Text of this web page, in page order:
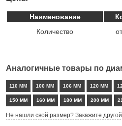
Наименование
Количество
Аналогичные товары по
110 ММ 100 ММ 106 ММ 120 ММ
150 ММ 160 ММ 180 ММ 200 ММ
Не нашли свой размер? Закажите